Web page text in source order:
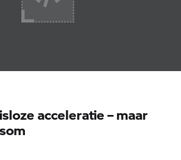
acceleratie – maar